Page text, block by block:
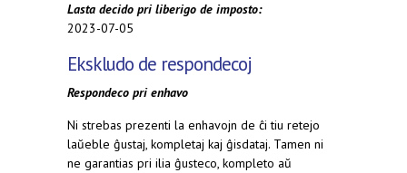
Lasta decido pri liberigo de imposto:
2023-07-05
Ekskludo de respondecoj
Respondeco pri enhavo
Ni strebas prezenti la enhavojn de ĉi tiu retejo
laŭeble ĝustaj, kompletaj kaj ĝisdataj. Tamen ni
ne garantias pri ilia ĝusteco, kompleto aŭ